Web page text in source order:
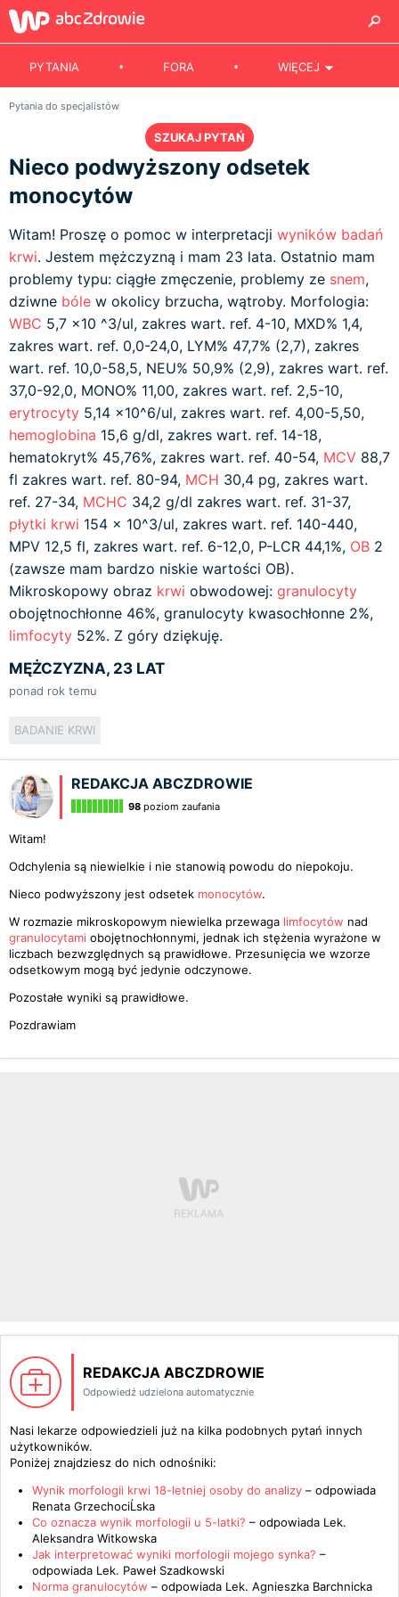
PYTANIA FORA WIĘCEJ
Pytania do specjalistów
SZUKAJ PYTAŃ
Nieco podwyższony odsetek
monocytów
Witam! Proszę o pomoc w interpretacji wyników badań
krwi. Jestem mężczyzną i mam 23 lata. Ostatnio mam
problemy typu: ciągłe zmęczenie, problemy ze snem,
dziwne bóle w okolicy brzucha, wątroby. Morfologia:
WBC 5,7 x10 ^3/ul, zakres wart. ref. 4-10, MXD% 1,4,
zakres wart. ref. 0,0-24,0, LYM% 47,7% (2,7), zakres
wart. ref. 10,0-58,5, NEU% 50,9% (2,9), zakres wart. ref.
37,0-92,0, MONO% 11,00, zakres wart. ref. 2,5-10,
erytrocyty 5,14 x10^6/ul, zakres wart. ref. 4,00-5,50,
hemoglobina 15,6 g/dl, zakres wart. ref. 14-18,
hematokryt% 45,76%, zakres wart. ref. 40-54, MCV 88,7
fl zakres wart. ref. 80-94, MCH 30,4 pg, zakres wart.
ref. 27-34, MCHC 34,2 g/dl zakres wart. ref. 31-37,
płytki krwi 154 x 10^3/ul, zakres wart. ref. 140-440,
MPV 12,5 fl, zakres wart. ref. 6-12,0, P-LCR 44,1%, OB 2
(zawsze mam bardzo niskie wartości OB).
Mikroskopowy obraz krwi obwodowej: granulocyty
obojętnochłonne 46%, granulocyty kwasochłonne 2%,
limfocyty 52%. Z góry dziękuję.
MĘŻCZYZNA, 23 LAT
ponad rok temu
BADANIE KRWI
REDAKCJA ABCZDROWIE
98 poziom zaufania
Witam!
Odchylenia są niewielkie i nie stanowią powodu do niepokoju.
Nieco podwyższony jest odsetek monocytów.
W rozmazie mikroskopowym niewielka przewaga limfocytów nad
granulocytami obojętnochłonnymi, jednak ich stężenia wyrażone w
liczbach bezwzględnych są prawidłowe. Przesunięcia we wzorze
odsetkowym mogą być jedynie odczynowe.
Pozostałe wyniki są prawidłowe.
Pozdrawiam
REDAKCJA ABCZDROWIE
Odpowiedź udzielona automatycznie
Nasi lekarze odpowiedzieli już na kilka podobnych pytań innych
użytkowników.
Poniżej znajdziesz do nich odnośniki:
Wynik morfologii krwi 18-letniej osoby do analizy – odpowiada
Renata GrzechociĹska
Co oznacza wynik morfologii u 5-latki? – odpowiada Lek.
Aleksandra Witkowska
Jak interpretować wyniki morfologii mojego synka? –
odpowiada Lek. Paweł Szadkowski
Norma granulocytów – odpowiada Lek. Agnieszka Barchnicka